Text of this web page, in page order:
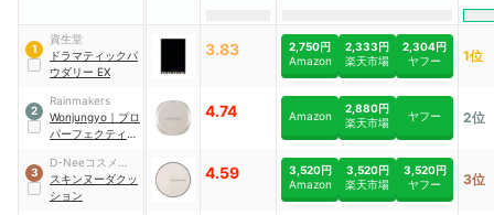
1
資生堂
ドラマティックパ
ウダリー EX
3.83
2,750円
Amazon
2,333円
楽天市場
2,304円
ヤフー
1位
2
Rainmakers
Wonjungyo ｜ プロ
パーフェクティン
ー
4.74 Amazon
2,880円
楽天市場
ヤフー 2位
3
D-Neeコスメティ
ック
スキンヌーダクッ
ション
4.59
3,520円
Amazon
3,520円
楽天市場
3,520円
ヤフー
3位